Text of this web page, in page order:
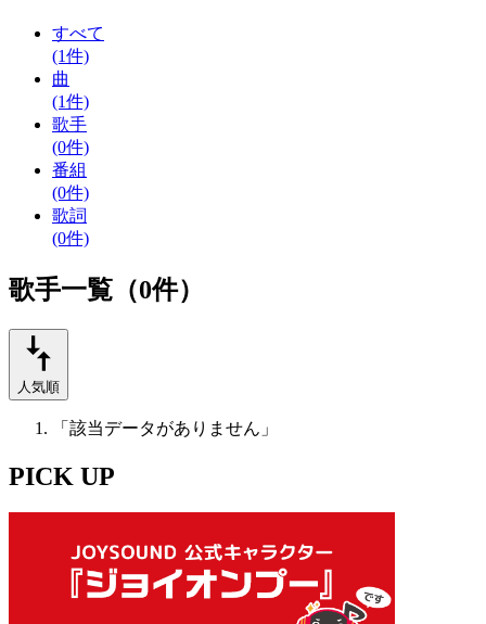
すべて
(1件)
曲
(1件)
歌手
(0件)
番組
(0件)
歌詞
(0件)
歌手一覧（0件）
人気順
「該当データがありません」
PICK UP